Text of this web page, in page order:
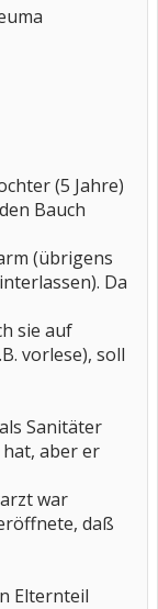
(5 Jahre)
Bauch
(übrigens
Da
sie auf
vorlese), soll
Sanitäter
aber er
war
daß
Elternteil